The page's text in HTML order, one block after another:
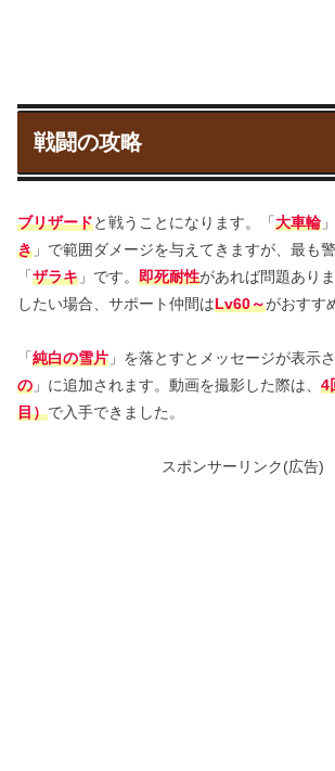
戦闘の攻略
ブリザードと戦うことになります。「大車輪
き 」で範囲ダメージを与えてきますが、最も
「ザラキ 」です。 即死耐性があれば問題あり
したい場合、サポート仲間はLv60～がおすす
「純白の雪片 」を落とすとメッセージが表示
の 」に追加されます。動画を撮影した際は、 4
目）で入手できました。
スポンサーリンク(広告)